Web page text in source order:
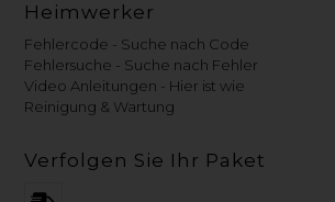
Heimwerker
Fehlercode - Suche nach Code
Fehlersuche - Suche nach Fehler
Video Anleitungen - Hier ist wie
Reinigung & Wartung
Verfolgen Sie Ihr Paket